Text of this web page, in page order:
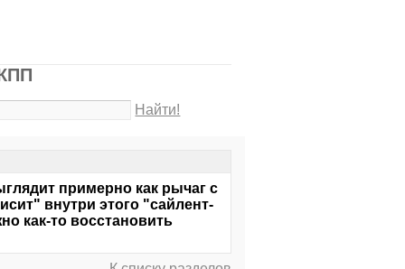
Найти!
примерно как рычаг с
внутри этого "сайлент-
как-то восстановить